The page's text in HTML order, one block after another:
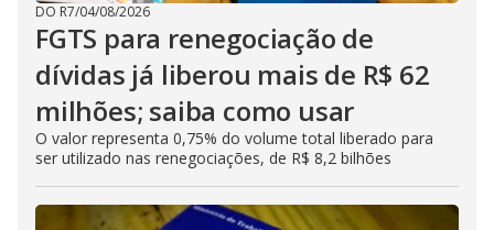
DO R7/04/08/2026
FGTS para renegociação de
dívidas já liberou mais de R$ 62
milhões; saiba como usar
O valor representa 0,75% do volume total liberado para
ser utilizado nas renegociações, de R$ 8,2 bilhões